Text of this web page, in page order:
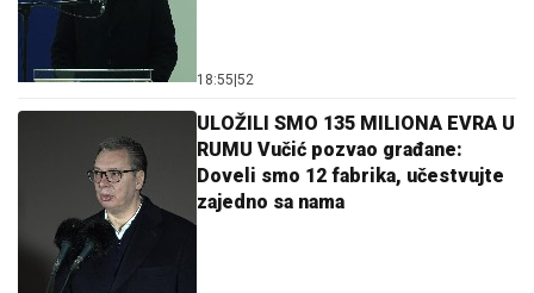
18:55 52
ULOŽILI SMO 135 MILIONA EVRA U
RUMU Vučić pozvao građane:
Doveli smo 12 fabrika, učestvujte
zajedno sa nama